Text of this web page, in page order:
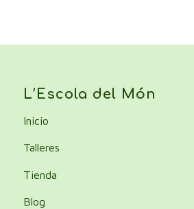
L’Escola del Món
Inicio
Talleres
Tienda
Blog